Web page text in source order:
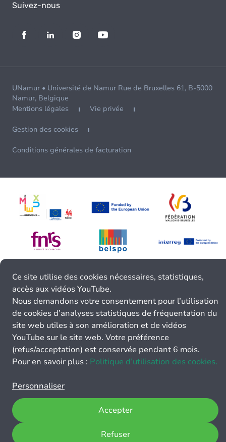
Suivez-nous
UNamur • Université de Namur Rue de Bruxelles 61, B-5000
Namur, Belgique
Mentions légales
Vie privée
Gestion des cookies
Conditions générales de facturation
Ce site utilise des cookies nécessaires, statistiques,
accès aux vidéos YouTube.
Nous demandons votre consentement pour l’utilisation
de cookies d’analyses statistiques de fréquentation du
site web utiles à son amélioration et de vidéos
YouTube sur le site web. Votre préférence
(refus/acceptation) est conservée pendant 6 mois.
Pour en savoir plus : Politique d’utilisation des cookies.
Personnaliser
Refuser
Accepter